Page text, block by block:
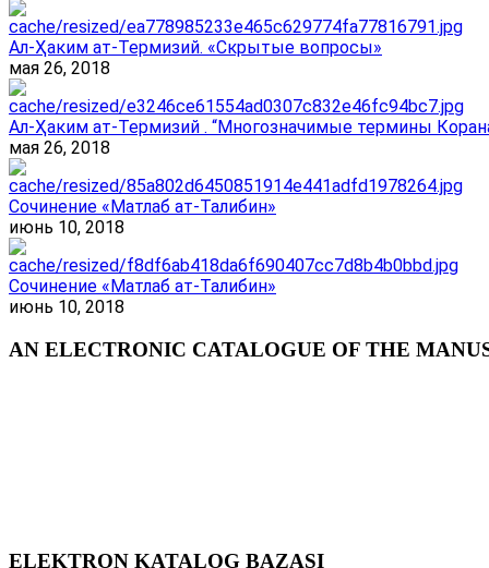
Ал-Ҳаким ат-Термизий. «Скрытые вопросы»
мая 26, 2018
Ал-Ҳаким ат-Термизий . “Многозначимые термины
мая 26, 2018
Сочинение «Матлаб ат-Талибин»
июнь 10, 2018
Сочинение «Матлаб ат-Талибин»
июнь 10, 2018
AN ELECTRONIC CATALOGUE OF THE
ELEKTRON KATALOG BAZASI